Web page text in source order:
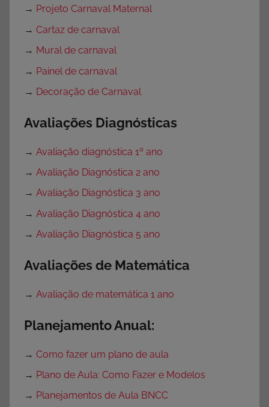
→ Projeto Carnaval Maternal
→ Cartaz de carnaval
→ Mural de carnaval
→ Painel de carnaval
→ Decoração de Carnaval
Avaliações Diagnósticas
→ Avaliação diagnóstica 1º ano
→ Avaliação Diagnóstica 2 ano
→ Avaliação Diagnóstica 3 ano
→ Avaliação Diagnóstica 4 ano
→ Avaliação Diagnóstica 5 ano
Avaliações de Matemática
→ Avaliação de matemática 1 ano
Planejamento Anual:
→ Como fazer um plano de aula
→ Plano de Aula: Como Fazer e Modelos
→ Planejamentos de Aula BNCC